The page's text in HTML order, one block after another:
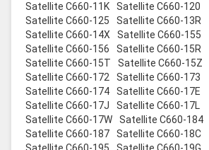
Satellite C660-11K
Satellite C660-120
Satellite C660-125
Satellite C660-13R
Satellite C660-14X
Satellite C660-155
Satellite C660-156
Satellite C660-15R
Satellite C660-15T
Satellite C660-15Z
Satellite C660-172
Satellite C660-173
Satellite C660-174
Satellite C660-17E
Satellite C660-17J
Satellite C660-17L
Satellite C660-17W
Satellite C660-184
Satellite C660-187
Satellite C660-18C